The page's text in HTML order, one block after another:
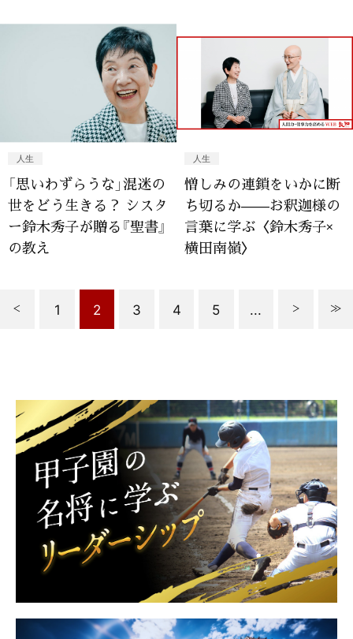
人生
「思いわずらうな」混迷の
世をどう生きる？ シスタ
ー鈴木秀子が贈る『聖書』
の教え
人生
憎しみの連鎖をいかに断
ち切るか——お釈迦様の
言葉に学ぶ〈鈴木秀子×
横田南嶺〉
1 2 3 4 5 ...